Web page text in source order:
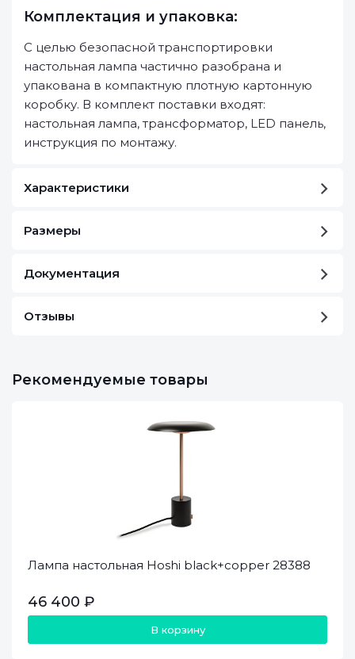
Комплектация и упаковка:
С целью безопасной транспортировки
настольная лампа частично разобрана и
упакована в компактную плотную картонную
коробку. В комплект поставки входят:
настольная лампа, трансформатор, LED панель,
инструкция по монтажу.
Характеристики
Размеры
Документация
Отзывы
Рекомендуемые товары
Лампа настольная Hoshi black+copper 28388
46 400 ₽
В корзину